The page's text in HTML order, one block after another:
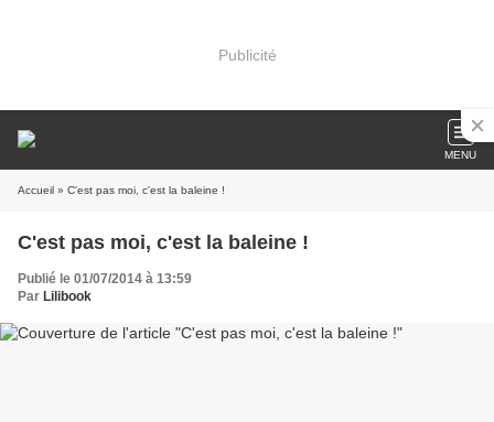
Publicité
MENU
Accueil » C'est pas moi, c'est la baleine !
C'est pas moi, c'est la baleine !
Publié le 01/07/2014 à 13:59
Par Lilibook